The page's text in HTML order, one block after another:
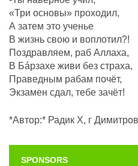
«Три основы» проходил,
А затем это ученье
В жизнь свою и воплотил?!
Поздравляем, раб Аллаха,
В Бáрзахе живи без страха,
Праведным рабам почëт,
Экзамен сдал, тебе зачёт!
*Автор:* Радик Х, г
SPONSORS